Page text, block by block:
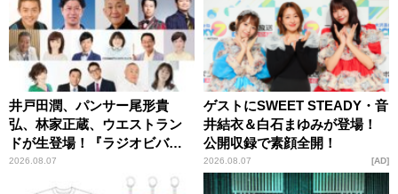
井戸田潤、パンサー尾形貴
弘、林家正蔵、ウエストラン
ドが生登場！『ラジオビバリ
ー昼ズ』
2026.08.07
ゲストにSWEET STEADY・音
井結衣＆白石まゆみが登場！
公開収録で素顔全開！
2026.08.07 AD